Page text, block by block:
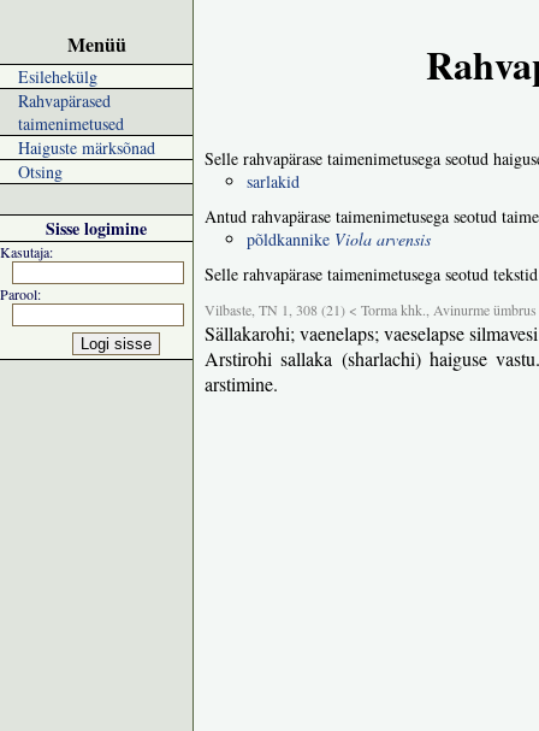
Menüü
Esilehekülg
Rahvapärased
taimenimetused
Haiguste märksõnad
Otsing
Sisse logimine
Kasutaja:
Parool:
Selle rahvapärase taimenimetusega seotud
sarlakid
Antud rahvapärase taimenimetusega seotud
põldkannike Viola arvensis
Selle rahvapärase taimenimetusega seotud
Vilbaste, TN 1, 308 (21) < Torma khk., Avinurme
Sällakarohi; vaenelaps; vaeselapse
Arstirohi sallaka (sharlachi) haiguse
arstimine.